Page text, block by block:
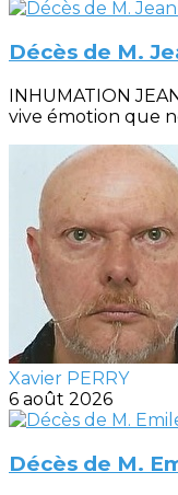
Décès de M.
INHUMATION
vive émotion que
Xavier PERRY
6 août 2026
Décès de M.